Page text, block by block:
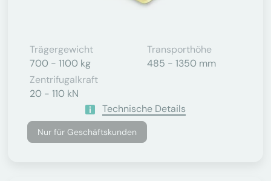
Trägergewicht
700 - 1100 kg
Transporthöhe
485 - 1350 mm
Zentrifugalkraft
20 - 110 kN
Technische Details
Nur für Geschäftskunden